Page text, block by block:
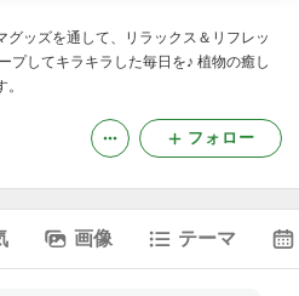
グッズを通して、リラックス＆リフレッ
プしてキラキラした毎日を♪ 植物の癒し
フォロー
画像 テーマ